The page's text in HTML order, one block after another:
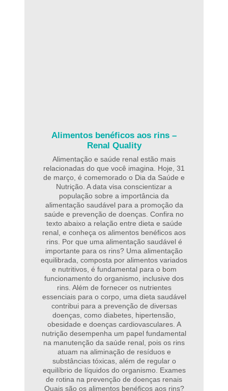
Alimentos benéficos aos rins –
Renal Quality
Alimentação e saúde renal estão mais
relacionadas do que você imagina. Hoje, 31
de março, é comemorado o Dia da Saúde e
Nutrição. A data visa conscientizar a
população sobre a importância da
alimentação saudável para a promoção da
saúde e prevenção de doenças. Confira no
texto abaixo a relação entre dieta e saúde
renal, e conheça os alimentos benéficos aos
rins. Por que uma alimentação saudável é
importante para os rins? Uma alimentação
equilibrada, composta por alimentos variados
e nutritivos, é fundamental para o bom
funcionamento do organismo, inclusive dos
rins. Além de fornecer os nutrientes
essenciais para o corpo, uma dieta saudável
contribui para a prevenção de diversas
doenças, como diabetes, hipertensão,
obesidade e doenças cardiovasculares. A
nutrição desempenha um papel fundamental
na manutenção da saúde renal, pois os rins
atuam na aliminação de resíduos e
substâncias tóxicas, além de regular o
equilíbrio de líquidos do organismo. Exames
de rotina na prevenção de doenças renais
Quais são os alimentos benéficos aos rins?